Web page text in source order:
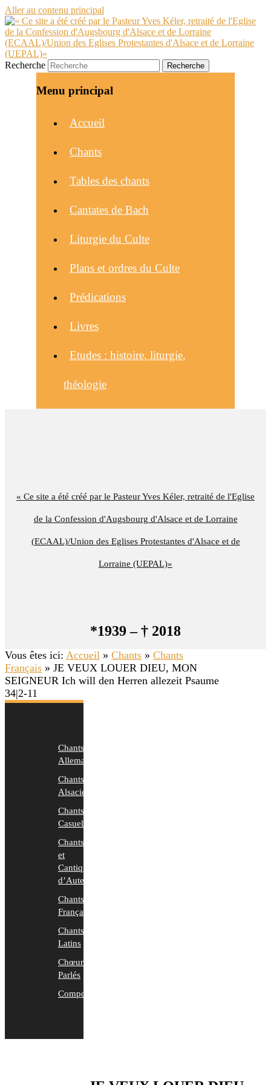
Aller au contenu principal
« Ce site a été créé par le Pasteur Yves Kéler, retraité de l'Eglise
de la Confession d'Augsbourg d'Alsace et de Lorraine
(ECAAL)/Union des Eglises Protestantes d'Alsace et de
Lorraine (UEPAL)»
*1939 – † 2018
Recherche
Menu principal
Accueil
Chants
Tables des chants
Cantates de Bach
Liturgie du Culte
Plans et ordres du Culte
Prédications
Livres
Etudes : histoire, liturgie,
théologie
Vous êtes ici: Accueil » Chants » Chants
Français » JE VEUX LOUER DIEU, MON
SEIGNEUR Ich will den Herren allezeit Psaume
34|2-11
Chants
Allemands
Chants
Alsaciens
Chants
Casuels
Chants
et
Cantiques
d’Auteurs
Chants
Français
Chants
Latins
Chœurs
Parlés
Compositions